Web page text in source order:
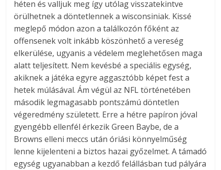
héten és valljuk meg így utólag visszatekintve
örülhetnek a döntetlennek a wisconsiniak. Kissé
meglepő módon azon a találkozón főként az
offensenek volt inkább köszönhető a vereség
elkerülése, ugyanis a védelem meglehetősen maga
alatt teljesített. Nem kevésbé a speciális egység,
akiknek a játéka egyre aggasztóbb képet fest a
hetek múlásával. Ám végül az NFL történetében
második legmagasabb pontszámú döntetlen
végeredmény született. Erre a hétre papíron jóval
gyengébb ellenfél érkezik Green Baybe, de a
Browns elleni meccs után óriási könnyelműség
lenne kijelenteni a biztos hazai győzelmet. A támadó
egység ugyanabban a kezdő felállásban tud pályára